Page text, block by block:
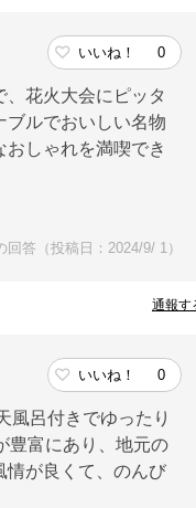
いいね！ 0
、花火大会にピッタ
ブルでおいしい名物
しゃれを満喫でき
回答（投稿日：2024/9/ 1）
通報す
いいね！ 0
風呂付きでゆったり
豊富にあり、地元の
情が良くて、のんび